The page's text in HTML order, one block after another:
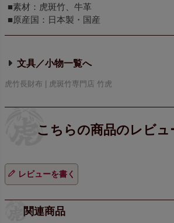
■素材：虎斑竹、牛革
■原産国：日本製・国産
文具／小物
虎竹長財布 | 虎斑竹専門店 竹虎
レビューを書く
関連商品